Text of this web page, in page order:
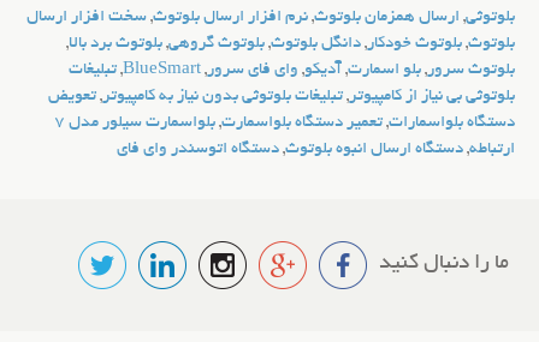
بلوتوثی, ارسال همزمان بلوتوث, نرم افزار ارسال بلوتوث, سخت افزار ارسال
بلوتوث, بلوتوث خودکار , دانگل بلوتوث, بلوتوث گروهی, بلوتوث برد بالا,
بلوتوث سرور , بلو اسمارت, آدیکو, وای فای سرور ,
BlueSmart
, تبلیغات
بلوتوثی بی نیاز از کامپیوتر , تبلیغات بلوتوثی بدون نیاز به کامپیوتر , تعویض
دستگاه بلواسمارات, تعمیر دستگاه بلواسمارت,
بلواسمارت سیلور مدل 7
ارتباطه, دستگاه ارسال انبوه بلوتوث, دستگاه اتوسندر وای فای
ما را دنبال کنید